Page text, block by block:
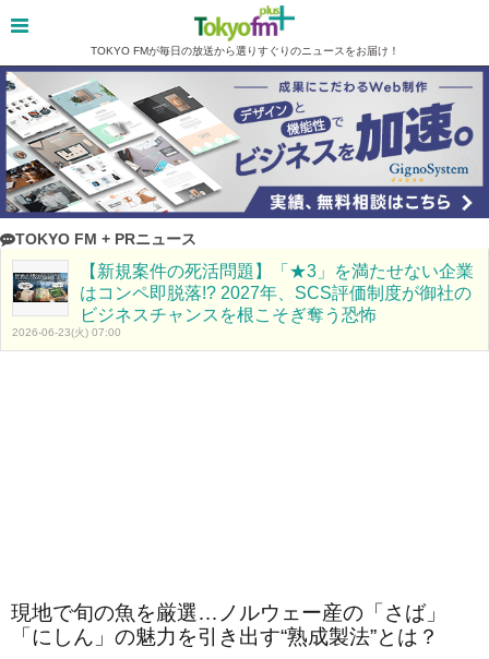
TOKYO FMが毎日の放送から選りすぐりのニュースをお届け！
TOKYO FM + PRニュース
【新規案件の死活問題】「★3」を満たせない企業
はコンペ即脱落!? 2027年、SCS評価制度が御社の
ビジネスチャンスを根こそぎ奪う恐怖
2026-06-23(火) 07:00
現地で旬の魚を厳選…ノルウェー産の「さば」
「にしん」の魅力を引き出す“熟成製法”とは？